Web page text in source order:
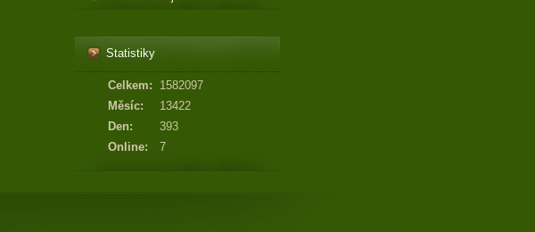
Statistiky
Online: 7
Celkem:
1582097
Měsíc:
13422
Den:
393